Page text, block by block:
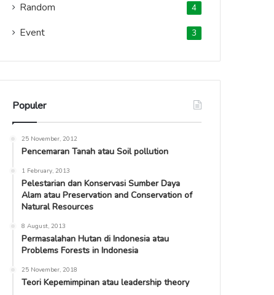
Random 4
Event 3
Populer
25 November, 2012
Pencemaran Tanah atau Soil pollution
1 February, 2013
Pelestarian dan Konservasi Sumber Daya
Alam atau Preservation and Conservation of
Natural Resources
8 August, 2013
Permasalahan Hutan di Indonesia atau
Problems Forests in Indonesia
25 November, 2018
Teori Kepemimpinan atau leadership theory